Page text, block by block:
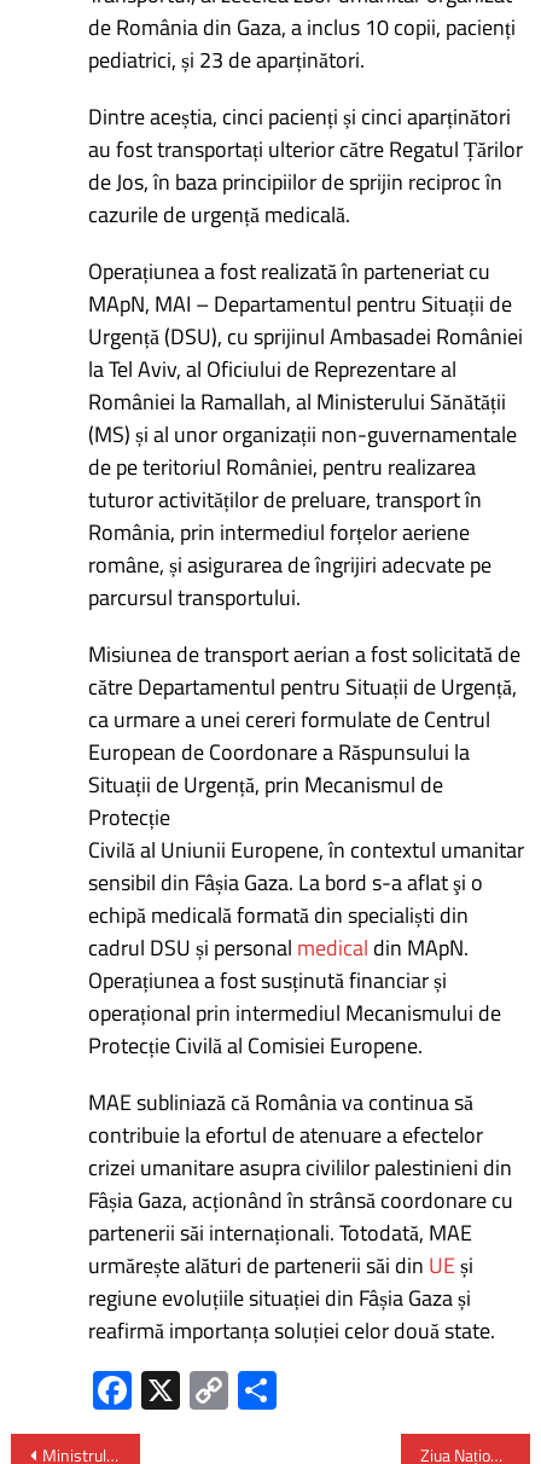
de România din Gaza, a inclus 10 copii, pacienți
pediatrici, și 23 de aparținători.
Dintre aceștia, cinci pacienți și cinci aparținători
au fost transportați ulterior către Regatul Țărilor
de Jos, în baza principiilor de sprijin reciproc în
cazurile de urgență medicală.
Operațiunea a fost realizată în parteneriat cu
MApN, MAI – Departamentul pentru Situații de
Urgență (DSU), cu sprijinul Ambasadei României
la Tel Aviv, al Oficiului de Reprezentare al
României la Ramallah, al Ministerului Sănătății
(MS) și al unor organizații non-guvernamentale
de pe teritoriul României, pentru realizarea
tuturor activităților de preluare, transport în
România, prin intermediul forțelor aeriene
române, și asigurarea de îngrijiri adecvate pe
parcursul transportului.
Misiunea de transport aerian a fost solicitată de
către Departamentul pentru Situații de Urgență,
ca urmare a unei cereri formulate de Centrul
European de Coordonare a Răspunsului la
Situații de Urgență, prin Mecanismul de
Protecție
Civilă al Uniunii Europene, în contextul umanitar
sensibil din Fâșia Gaza. La bord s-a aflat şi o
echipă medicală formată din specialiști din
cadrul DSU și personal medical din MApN.
Operațiunea a fost susținută financiar și
operațional prin intermediul Mecanismului de
Protecție Civilă al Comisiei Europene.
MAE subliniază că România va continua să
contribuie la efortul de atenuare a efectelor
crizei umanitare asupra civililor palestinieni din
Fâșia Gaza, acționând în strânsă coordonare cu
partenerii săi internaționali. Totodată, MAE
urmărește alături de partenerii săi din UEși
regiune evoluțiile situației din Fâșia Gaza și
reafirmă importanța soluției celor două state.
Fa
ce
X C
o
Ministrul Educației și Cercetării – întâlnire cu elevii din «Centrul de Jurnalism» și cu profesorii acestora Ziua Națională a Republicii Austria – sărbătorită la Sibiu